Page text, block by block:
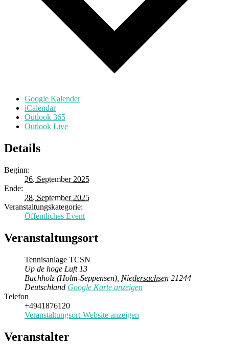
Google Kalender
iCalendar
Outlook 365
Outlook Live
Details
Beginn:
26. September 2025
Ende:
28. September 2025
Veranstaltungskategorie:
Öffentliches Event
Veranstaltungsort
Tennisanlage TCSN
Up de hoge Luft 13
Buchholz (Holm-Seppensen) Niedersachsen 21244
Deutschland Google Karte anzeigen
Telefon
+4941876120
Veranstaltungsort-Website anzeigen
Veranstalter